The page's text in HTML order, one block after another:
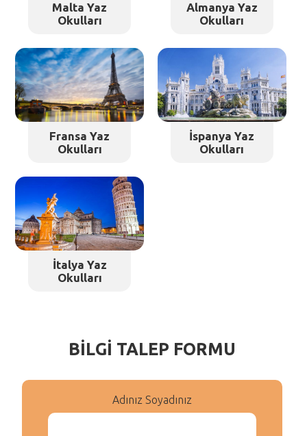
Malta Yaz
Okulları
Almanya Yaz
Okulları
Fransa Yaz
Okulları
İspanya Yaz
Okulları
İtalya Yaz
Okulları
BİLGİ TALEP FORMU
Adınız Soyadınız